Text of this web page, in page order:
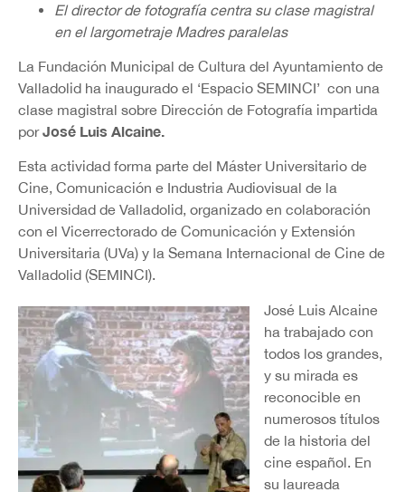
El director de fotografía centra su clase magistral
en el largometraje Madres paralelas
La Fundación Municipal de Cultura del Ayuntamiento de
Valladolid ha inaugurado el ‘Espacio SEMINCI’ con una
clase magistral sobre Dirección de Fotografía impartida
porJosé Luis Alcaine.
Esta actividad forma parte del Máster Universitario de
Cine, Comunicación e Industria Audiovisual de la
Universidad de Valladolid, organizado en colaboración
con el Vicerrectorado de Comunicación y Extensión
Universitaria (UVa) y la Semana Internacional de Cine de
Valladolid (SEMINCI).
José Luis Alcaine
ha trabajado con
todos los grandes,
y su mirada es
reconocible en
numerosos títulos
de la historia del
cine español. En
su laureada